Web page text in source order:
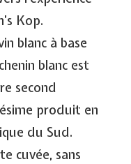
Kop.
blanc à base
blanc est
second
produit en
du Sud.
cuvée, sans